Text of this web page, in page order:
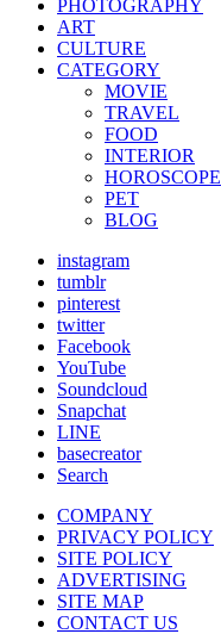
PHOTOGRAPHY
ART
CULTURE
CATEGORY
MOVIE
TRAVEL
FOOD
INTERIOR
HOROSCOPE
PET
BLOG
instagram
tumblr
pinterest
twitter
Facebook
YouTube
Soundcloud
Snapchat
LINE
basecreator
Search
COMPANY
PRIVACY POLICY
SITE POLICY
ADVERTISING
SITE MAP
CONTACT US